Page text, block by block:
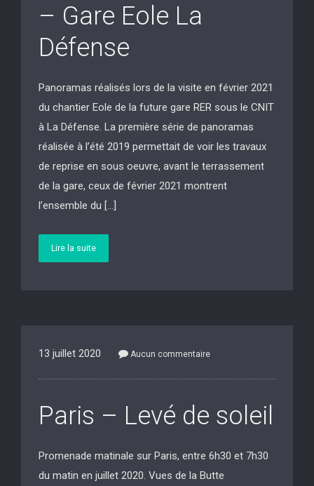
– Gare Eole La
Défense
Panoramas réalisés lors de la visite en février 2021
du chantier Eole de la future gare RER sous le CNIT
à La Défense. La première série de panoramas
réalisée à l’été 2019 permettait de voir les travaux
de reprise en sous oeuvre, avant le terrassement
de la gare, ceux de février 2021 montrent
l’ensemble du […]
Lire la suite
13 juillet 2020 Aucun commentaire
Paris – Levé de soleil
Promenade matinale sur Paris, entre 6h30 et 7h30
du matin en juillet 2020. Vues de la Butte